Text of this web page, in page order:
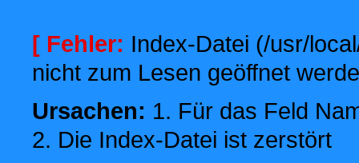
[ Fehler: Index-Datei (/usr/
nicht zum Lesen geöffnet
Ursachen: 1. Für das Feld
2. Die Index-Datei ist zerstört